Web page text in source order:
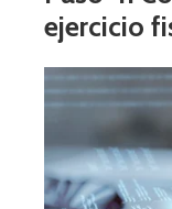
ejercicio